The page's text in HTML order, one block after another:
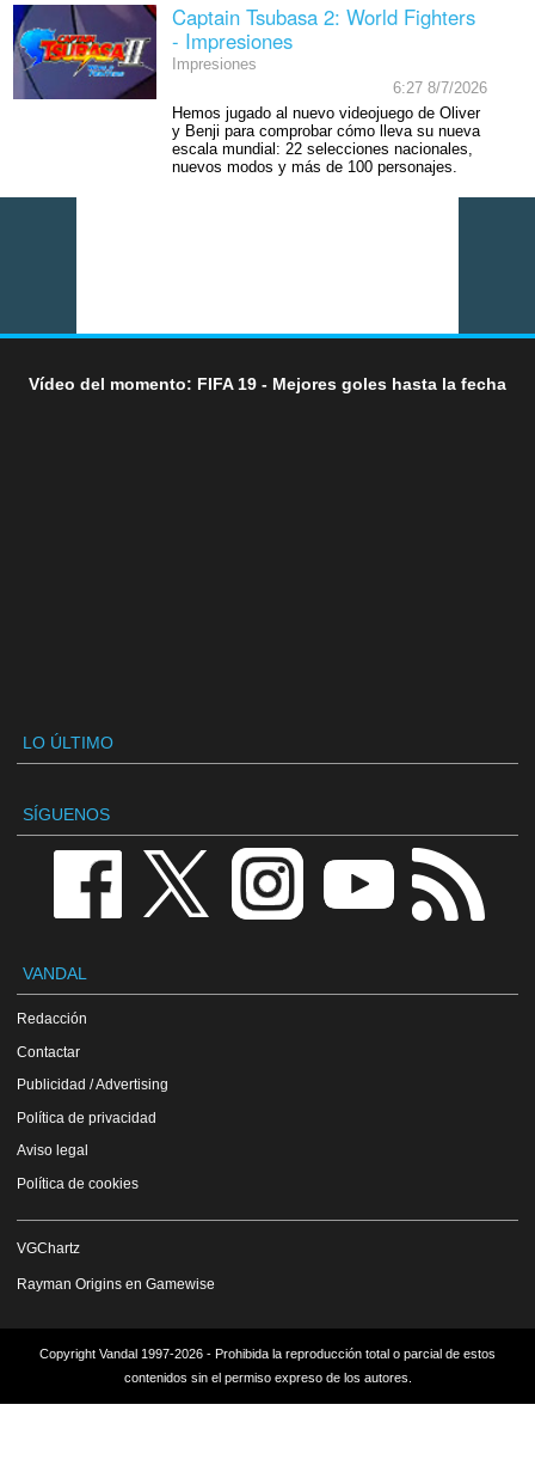
Captain Tsubasa 2: World Fighters
- Impresiones
Impresiones
6:27 8/7/2026
Hemos jugado al nuevo videojuego de Oliver
y Benji para comprobar cómo lleva su nueva
escala mundial: 22 selecciones nacionales,
nuevos modos y más de 100 personajes.
Vídeo del momento: FIFA 19 - Mejores goles hasta la fecha
LO ÚLTIMO
SÍGUENOS
VANDAL
Redacción
Contactar
Publicidad / Advertising
Política de privacidad
Aviso legal
Política de cookies
VGChartz
Rayman Origins en Gamewise
Copyright Vandal 1997-2026 - Prohibida la reproducción total o parcial de estos
contenidos sin el permiso expreso de los autores.